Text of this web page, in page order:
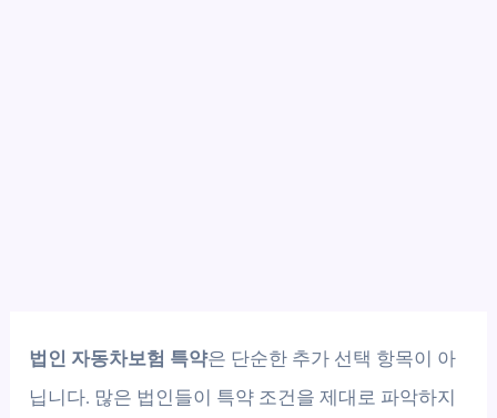
법인 자동차보험 특약은 단순한 추가 선택 항목이 아
닙니다. 많은 법인들이 특약 조건을 제대로 파악하지